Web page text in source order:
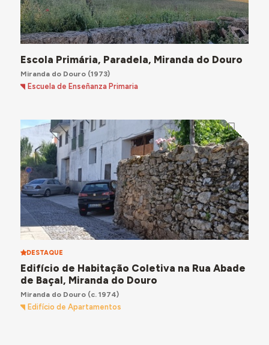
Escola Primária, Paradela, Miranda do Douro
Miranda do Douro(1973)
Escuela de Enseñanza Primaria
DESTAQUE
Edifício de Habitação Coletiva na Rua Abade
de Baçal, Miranda do Douro
Miranda do Douro(c. 1974)
Edifício de Apartamentos